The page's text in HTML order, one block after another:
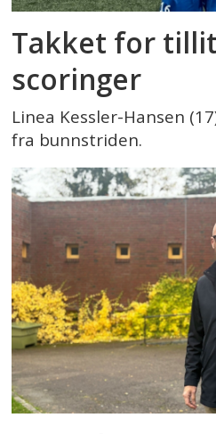
Takket for
scoringer
Linea Kessler-Hansen
fra bunnstriden.